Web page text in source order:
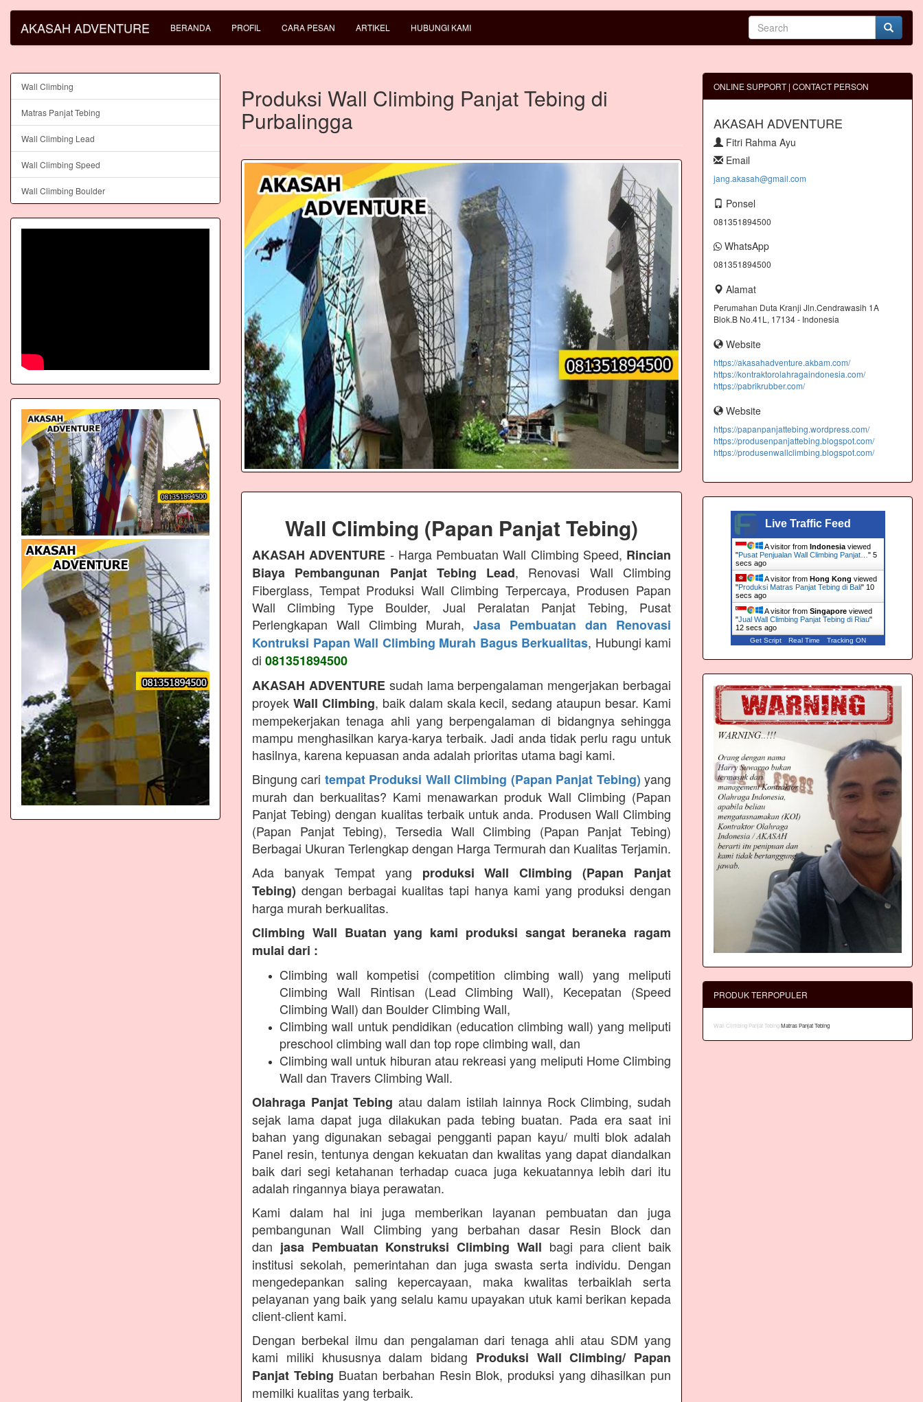
AKASAH ADVENTURE BERANDA PROFIL CARA PESAN ARTIKEL HUBUNGI KAMI
Produksi Wall Climbing Panjat Tebing di
Purbalingga
Wall Climbing (Papan Panjat Tebing)
AKASAH ADVENTURE - Harga Pembuatan Wall Climbing Speed, Rincian
Biaya Pembangunan Panjat Tebing Lead, Renovasi Wall Climbing
Fiberglass, Tempat Produksi Wall Climbing Terpercaya, Produsen Papan
Wall Climbing Type Boulder, Jual Peralatan Panjat Tebing, Pusat
Perlengkapan Wall Climbing Murah, Jasa Pembuatan dan Renovasi
Kontruksi Papan Wall Climbing Murah Bagus Berkualitas, Hubungi kami
di 081351894500
AKASAH ADVENTUREsudah lama berpengalaman mengerjakan berbagai
proyek Wall Climbing, baik dalam skala kecil, sedang ataupun besar. Kami
mempekerjakan tenaga ahli yang berpengalaman di bidangnya sehingga
mampu menghasilkan karya-karya terbaik. Jadi anda tidak perlu ragu untuk
hasilnya, karena kepuasan anda adalah prioritas utama bagi kami.
Bingung cari tempat Produksi Wall Climbing (Papan Panjat Tebing) yang
murah dan berkualitas? Kami menawarkan produk Wall Climbing (Papan
Panjat Tebing) dengan kualitas terbaik untuk anda. Produsen Wall Climbing
(Papan Panjat Tebing), Tersedia Wall Climbing (Papan Panjat Tebing)
Berbagai Ukuran Terlengkap dengan Harga Termurah dan Kualitas Terjamin.
Ada banyak Tempat yang produksi Wall Climbing (Papan Panjat
Tebing) dengan berbagai kualitas tapi hanya kami yang produksi dengan
harga murah berkualitas.
Climbing Wall Buatan yang kami produksi sangat beraneka ragam
mulai dari :
Climbing wall kompetisi (competition climbing wall) yang meliputi
Climbing Wall Rintisan (Lead Climbing Wall), Kecepatan (Speed
Climbing Wall) dan Boulder Climbing Wall,
Climbing wall untuk pendidikan (education climbing wall) yang meliputi
preschool climbing wall dan top rope climbing wall, dan
Climbing wall untuk hiburan atau rekreasi yang meliputi Home Climbing
Wall dan Travers Climbing Wall.
Olahraga Panjat Tebing atau dalam istilah lainnya Rock Climbing, sudah
sejak lama dapat juga dilakukan pada tebing buatan. Pada era saat ini
bahan yang digunakan sebagai pengganti papan kayu/ multi blok adalah
Panel resin, tentunya dengan kekuatan dan kwalitas yang dapat diandalkan
baik dari segi ketahanan terhadap cuaca juga kekuatannya lebih dari itu
adalah ringannya biaya perawatan.
Kami dalam hal ini juga memberikan layanan pembuatan dan juga
pembangunan Wall Climbing yang berbahan dasar Resin Block dan
dan jasa Pembuatan Konstruksi Climbing Wall bagi para client baik
institusi sekolah, pemerintahan dan juga swasta serta individu. Dengan
mengedepankan saling kepercayaan, maka kwalitas terbaiklah serta
pelayanan yang baik yang selalu kamu upayakan utuk kami berikan kepada
client-client kami.
Dengan berbekal ilmu dan pengalaman dari tenaga ahli atau SDM yang
kami miliki khususnya dalam bidang Produksi Wall Climbing/ Papan
Panjat Tebing Buatan berbahan Resin Blok, produksi yang dihasilkan pun
memilki kualitas yang terbaik.
Wall Climbing
Matras Panjat Tebing
Wall Climbing Lead
Wall Climbing Speed
Wall Climbing Boulder
ONLINE SUPPORT | CONTACT PERSON
AKASAH ADVENTURE
Fitri Rahma Ayu
Email
jang.akasah@gmail.com
Ponsel
081351894500
WhatsApp
081351894500
Alamat
Perumahan Duta Kranji Jln.Cendrawasih 1A
Blok.B No.41L, 17134 - Indonesia
Website
https://akasahadventure.akbam.com/
https://kontraktorolahragaindonesia.com/
https://pabrikrubber.com/
Website
https://papanpanjattebing.wordpress.com/
https://produsenpanjattebing.blogspot.com/
https://produsenwallclimbing.blogspot.com/
Live Traffic Feed
A visitor from Indonesiaviewed
"Pusat Penjualan Wall Climbing Panjat… " 6
secs ago
A visitor from Hong Kong viewed
"Produksi Matras Panjat Tebing di Bali" 11
secs ago
A visitor from Singaporeviewed
"Jual Wall Climbing Panjat Tebing di Riau"
13 secs ago
Get Script Real Time Tracking ON
PRODUK TERPOPULER
Wall Climbing Panjat TebingMatras Panjat Tebing